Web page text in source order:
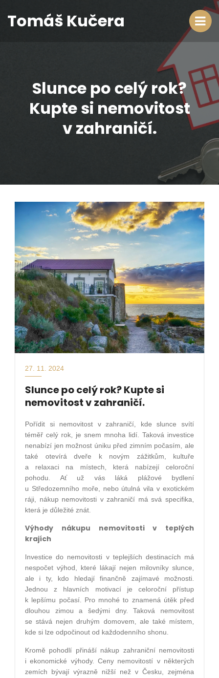
Tomáš Kučera
Slunce po celý rok?
Kupte si nemovitost
v zahraničí.
27. 11. 2024
Slunce po celý rok? Kupte si
nemovitost v zahraničí.
Pořídit si nemovitost v zahraničí, kde slunce svítí
téměř celý rok, je snem mnoha lidí. Taková investice
nenabízí jen možnost úniku před zimním počasím, ale
také otevírá dveře k novým zážitkům, kultuře
a relaxaci na místech, která nabízejí celoroční
pohodu. Ať už vás láká plážové bydlení
u Středozemního moře, nebo útulná vila v exotickém
ráji, nákup nemovitosti v zahraničí má svá specifika,
která je důležité znát.
Výhody nákupu nemovitosti v teplých
krajích
Investice do nemovitosti v teplejších destinacích má
nespočet výhod, které lákají nejen milovníky slunce,
ale i ty, kdo hledají finančně zajímavé možnosti.
Jednou z hlavních motivací je celoroční přístup
k lepšímu počasí. Pro mnohé to znamená útěk před
dlouhou zimou a šedými dny. Taková nemovitost
se stává nejen druhým domovem, ale také místem,
kde si lze odpočinout od každodenního shonu.
Kromě pohodlí přináší nákup zahraniční nemovitosti
i ekonomické výhody. Ceny nemovitostí v některých
zemích bývají výrazně nižší než v Česku, zejména